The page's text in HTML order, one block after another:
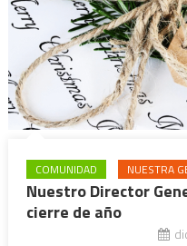
COMUNIDAD NUESTRA
Nuestro Director
cierre de año